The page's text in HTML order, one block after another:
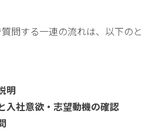
問する一連の流れは、以下のと
明
入社意欲・志望動機の確認